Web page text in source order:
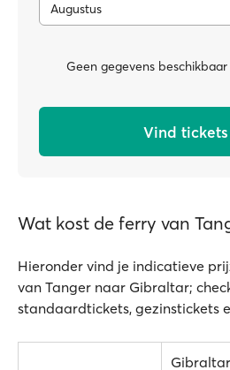
Augustus
Geen gegevens
Vind tickets
Wat kost de ferry van
Hieronder vind je indicatieve
van Tanger naar Gibraltar;
standaardtickets, gezinstickets